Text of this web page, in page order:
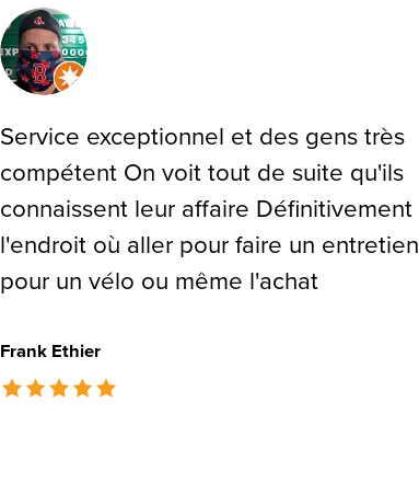
Service exceptionnel et des gens très
compétent On voit tout de suite qu'ils
connaissent leur affaire Définitivement
l'endroit où aller pour faire un entretien
pour un vélo ou même l'achat
Frank Ethier
The rating of this product is